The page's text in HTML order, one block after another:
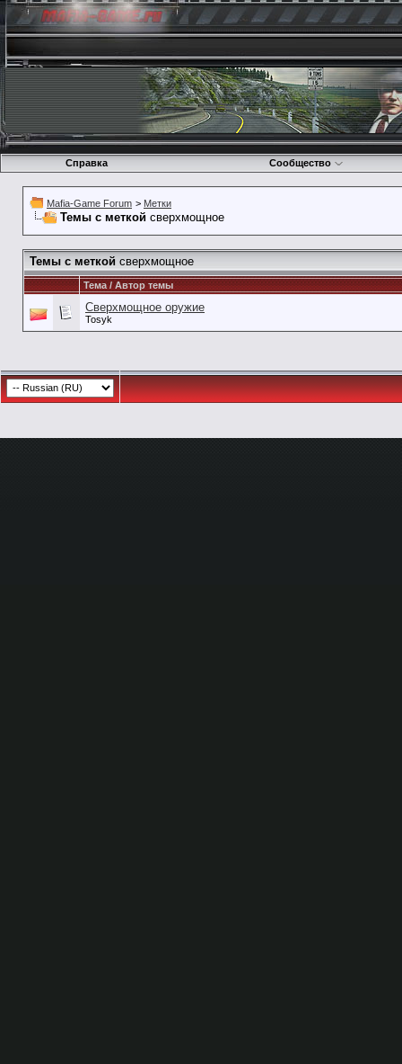
Справка Сообщество
Mafia-Game Forum > Метки
Темы с меткой сверхмощное
Темы с меткой сверхмощное
Тема / Автор темы
Сверхмощное оружие
Tosyk